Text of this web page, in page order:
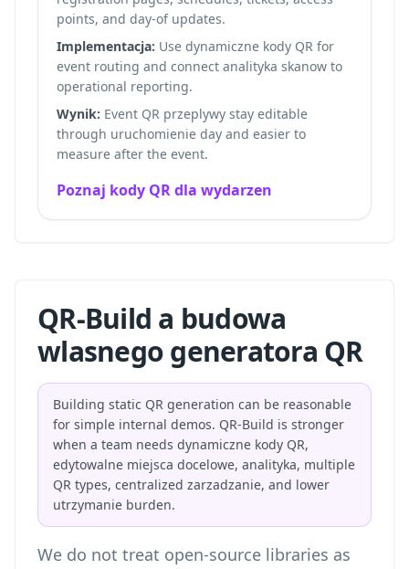
points, and day-of updates.
Implementacja: Use dynamiczne kody QR for
event routing and connect analityka skanow to
operational reporting.
Wynik: Event QR przeplywy stay editable
through uruchomienie day and easier to
measure after the event.
Poznaj kody QR dla wydarzen
QR-Build a budowa
wlasnego generatora QR
Building static QR generation can be reasonable
for simple internal demos. QR-Build is stronger
when a team needs dynamiczne kody QR,
edytowalne miejsca docelowe, analityka, multiple
QR types, centralized zarzadzanie, and lower
utrzymanie burden.
We do not treat open-source libraries as